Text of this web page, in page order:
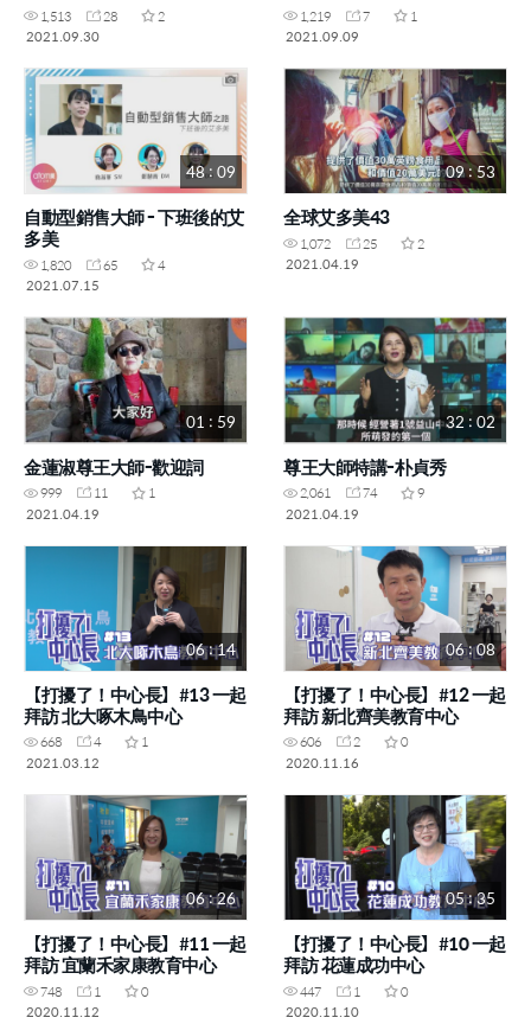
DM、林家弘SM)
1,513 28
2
2021.09.30
1,219 7
1
2021.09.09
48 : 09
自動型銷售大師 - 下班後的艾
多美
1,820 65
4
2021.07.15
09 : 53
全球艾多美43
1,072 25
2
2021.04.19
01 : 59
金蓮淑尊王大師-歡迎詞
999 11
1
2021.04.19
32 : 02
尊王大師特講-朴貞秀
2,061 74
9
2021.04.19
06 : 14
【打擾了！中心長】#13 一起
拜訪 北大啄木鳥中心
668 4
1
2021.03.12
06 : 08
【打擾了！中心長】#12 一起
拜訪 新北齊美教育中心
606 2
0
2020.11.16
06 : 26
【打擾了！中心長】#11 一起
拜訪 宜蘭禾家康教育中心
748 1
0
2020.11.12
05 : 35
【打擾了！中心長】#10 一起
拜訪 花蓮成功中心
447 1
0
2020.11.10